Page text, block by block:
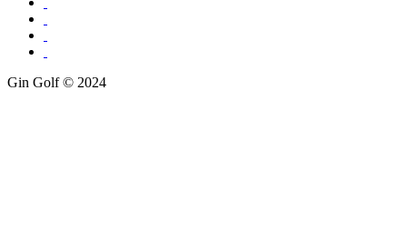
Gin Golf © 2024